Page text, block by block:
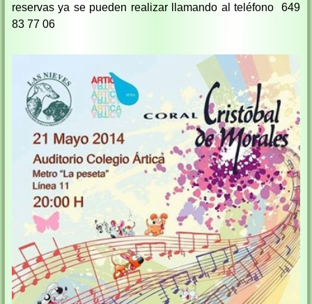
reservas ya se pueden realizar llamando al teléfono 649
83 77 06